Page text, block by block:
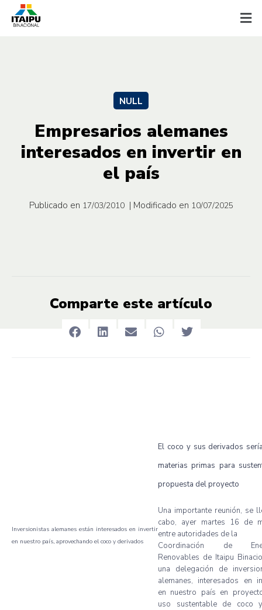
NULL
Empresarios alemanes
interesados en invertir en
el país
Publicado en 17/03/2010 | Modificado en 10/07/2025
Comparte este artículo
Inversionistas alemanes están interesados en invertir
en nuestro país, aprovechando el coco y derivados
El coco y sus derivados
materias primas para
propuesta del proyecto
Una importante reunión, se
cabo, ayer martes 16 de
entre autoridades de la
Coordinación de
Renovables de Itaipu
una delegación de
alemanes, interesados en
en nuestro país en
uso sustentable de coco